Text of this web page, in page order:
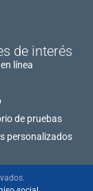
de interés
línea
de pruebas
personalizados